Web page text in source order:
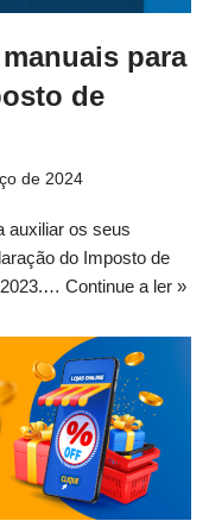
para
de
de 2024
auxiliar os seus
do Imposto de
Continue a ler »